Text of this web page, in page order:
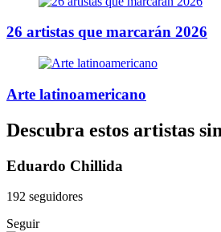
26 artistas que marcarán 2026
Arte latinoamericano
Descubra estos artistas
Eduardo Chillida
192 seguidores
Seguir